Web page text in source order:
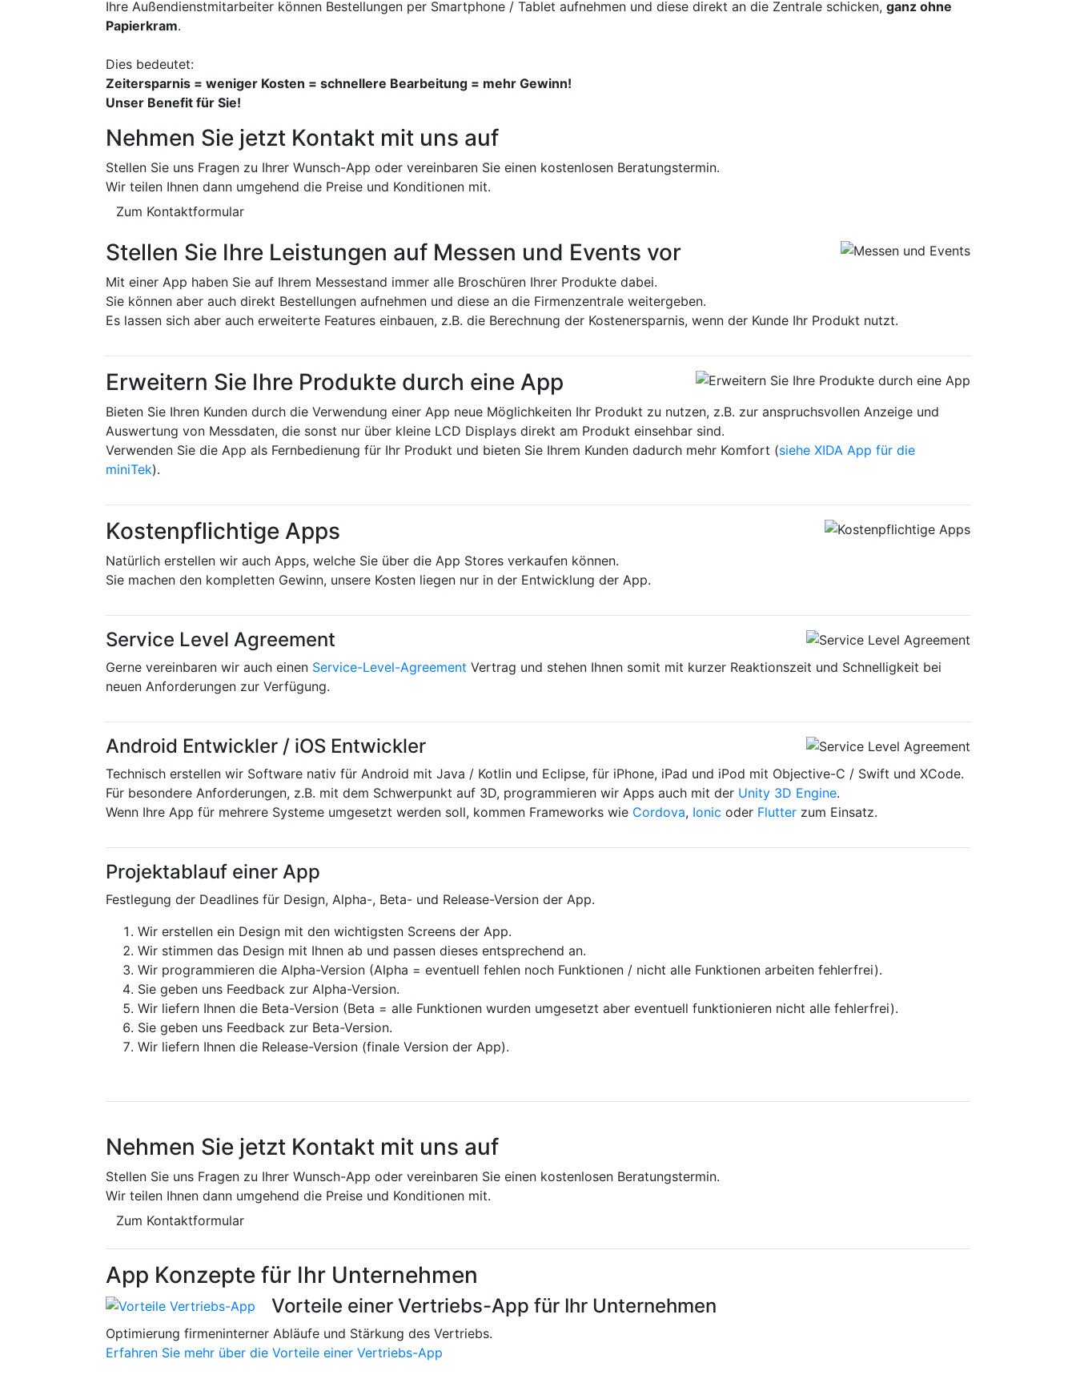
Ihre Außendienstmitarbeiter können Bestellungen per Smartphone / Tablet aufnehmen und diese direkt an die Zentrale schicken, ganz ohne
Papierkram.
Dies bedeutet:
Zeitersparnis = weniger Kosten = schnellere Bearbeitung = mehr Gewinn!
Unser Benefit für Sie!
Nehmen Sie jetzt Kontakt mit uns auf
Stellen Sie uns Fragen zu Ihrer Wunsch-App oder vereinbaren Sie einen kostenlosen Beratungstermin.
Wir teilen Ihnen dann umgehend die Preise und Konditionen mit.
Zum Kontaktformular
Stellen Sie Ihre Leistungen auf Messen und Events vor
Mit einer App haben Sie auf Ihrem Messestand immer alle Broschüren Ihrer Produkte dabei.
Sie können aber auch direkt Bestellungen aufnehmen und diese an die Firmenzentrale weitergeben.
Es lassen sich aber auch erweiterte Features einbauen, z.B. die Berechnung der Kostenersparnis, wenn der Kunde Ihr Produkt nutzt.
Erweitern Sie Ihre Produkte durch eine App
Bieten Sie Ihren Kunden durch die Verwendung einer App neue Möglichkeiten Ihr Produkt zu nutzen, z.B. zur anspruchsvollen Anzeige und
Auswertung von Messdaten, die sonst nur über kleine LCD Displays direkt am Produkt einsehbar sind.
Verwenden Sie die App als Fernbedienung für Ihr Produkt und bieten Sie Ihrem Kunden dadurch mehr Komfort (siehe XIDA App für die
miniTek).
Kostenpflichtige Apps
Natürlich erstellen wir auch Apps, welche Sie über die App Stores verkaufen können.
Sie machen den kompletten Gewinn, unsere Kosten liegen nur in der Entwicklung der App.
Service Level Agreement
Gerne vereinbaren wir auch einen Service-Level-Agreement Vertrag und stehen Ihnen somit mit kurzer Reaktionszeit und Schnelligkeit bei
neuen Anforderungen zur Verfügung.
Android Entwickler / iOS Entwickler
Technisch erstellen wir Software nativ für Android mit Java / Kotlin und Eclipse, für iPhone, iPad und iPod mit Objective-C / Swift und XCode.
Für besondere Anforderungen, z.B. mit dem Schwerpunkt auf 3D, programmieren wir Apps auch mit der Unity 3D Engine.
Wenn Ihre App für mehrere Systeme umgesetzt werden soll, kommen Frameworks wie Cordova, Ionic oder Flutter zum Einsatz.
Projektablauf einer App
Festlegung der Deadlines für Design, Alpha-, Beta- und Release-Version der App.
Wir erstellen ein Design mit den wichtigsten Screens der App.
Wir stimmen das Design mit Ihnen ab und passen dieses entsprechend an.
Wir programmieren die Alpha-Version (Alpha = eventuell fehlen noch Funktionen / nicht alle Funktionen arbeiten fehlerfrei).
Sie geben uns Feedback zur Alpha-Version.
Wir liefern Ihnen die Beta-Version (Beta = alle Funktionen wurden umgesetzt aber eventuell funktionieren nicht alle fehlerfrei).
Sie geben uns Feedback zur Beta-Version.
Wir liefern Ihnen die Release-Version (finale Version der App).
Nehmen Sie jetzt Kontakt mit uns auf
Stellen Sie uns Fragen zu Ihrer Wunsch-App oder vereinbaren Sie einen kostenlosen Beratungstermin.
Wir teilen Ihnen dann umgehend die Preise und Konditionen mit.
Zum Kontaktformular
App Konzepte für Ihr Unternehmen
Vorteile einer Vertriebs-App für Ihr Unternehmen
Optimierung firmeninterner Abläufe und Stärkung des Vertriebs.
Erfahren Sie mehr über die Vorteile einer Vertriebs-App